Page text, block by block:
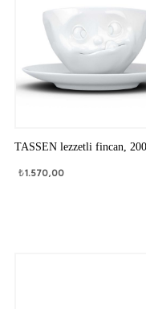
TASSEN lezzetli fincan,
₺1.570,00